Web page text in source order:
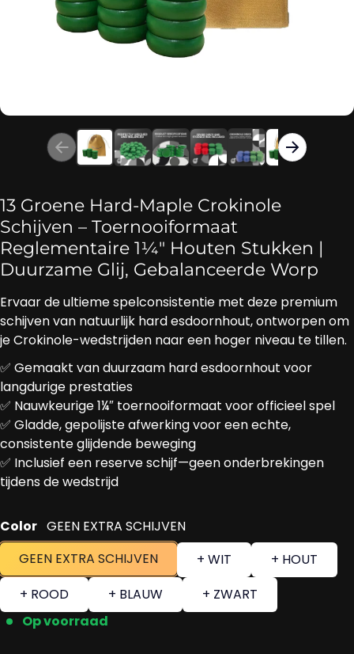
13 Groene Hard‑Maple Crokinole
Schijven – Toernooiformaat
Reglementaire 1¼″ Houten Stukken |
Duurzame Glij, Gebalanceerde Worp
Ervaar de ultieme spelconsistentie met deze premium
schijven van natuurlijk hard esdoornhout, ontworpen om
je Crokinole-wedstrijden naar een hoger niveau te tillen.
✅ Gemaakt van duurzaam hard esdoornhout voor
langdurige prestaties
✅ Nauwkeurige 1¼″ toernooiformaat voor officieel spel
✅ Gladde, gepolijste afwerking voor een echte,
consistente glijdende beweging
✅ Inclusief een reserve schijf—geen onderbrekingen
tijdens de wedstrijd
Color GEEN EXTRA SCHIJVEN
GEEN EXTRA SCHIJVEN
+ WIT
+ HOUT
+ ROOD
+ BLAUW
+ ZWART
Op voorraad